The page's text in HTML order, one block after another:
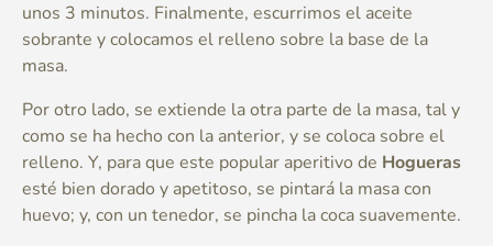
unos 3 minutos. Finalmente, escurrimos el aceite
sobrante y colocamos el relleno sobre la base de la
masa.
Por otro lado, se extiende la otra parte de la masa, tal y
como se ha hecho con la anterior, y se coloca sobre el
relleno. Y, para que este popular aperitivo de Hogueras
esté bien dorado y apetitoso, se pintará la masa con
huevo; y, con un tenedor, se pincha la coca suavemente.